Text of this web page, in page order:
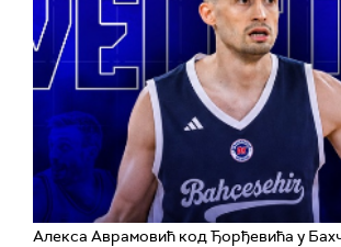
Алекса Аврамовић код Ђорђевића у